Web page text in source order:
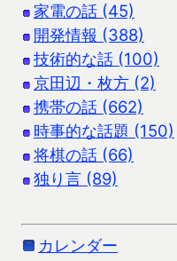
家電の話 (45)
開発情報 (388)
技術的な話 (100)
京田辺・枚方 (2)
携帯の話 (662)
時事的な話題 (150)
将棋の話 (66)
独り言 (89)
カレンダー